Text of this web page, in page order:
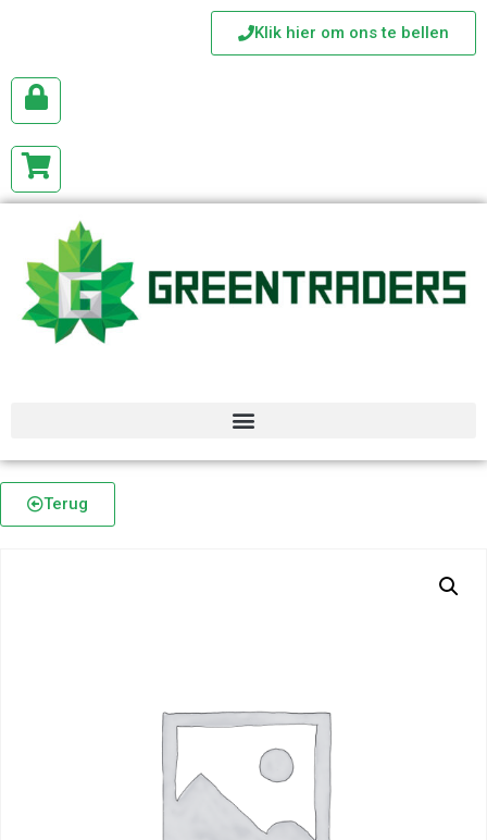
Klik hier om ons te bellen
Terug